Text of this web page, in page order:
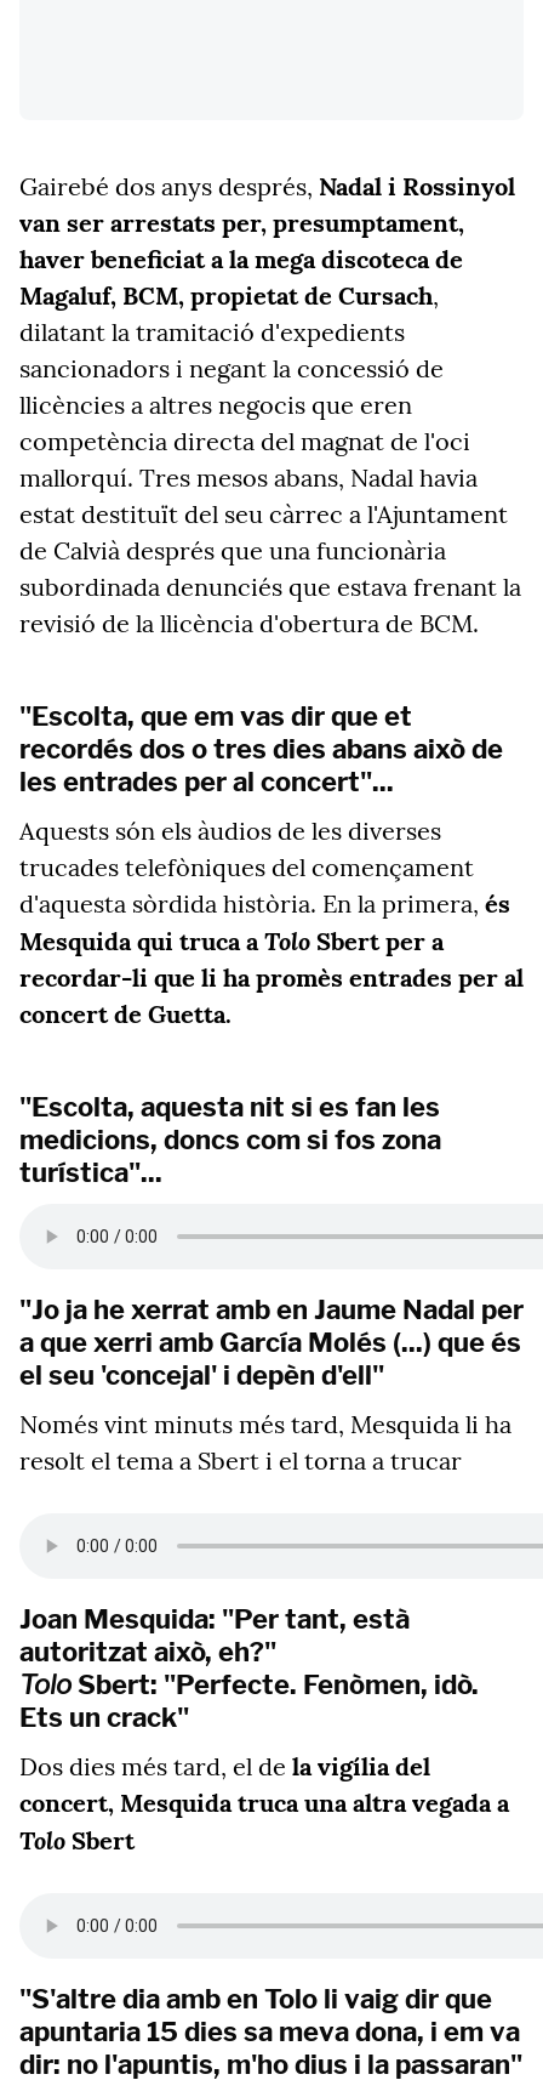
Gairebé dos anys després, Nadal i Rossinyol
van ser arrestats per, presumptament,
haver beneficiat a la mega discoteca de
Magaluf, BCM, propietat de Cursach,
dilatant la tramitació d'expedients
sancionadors i negant la concessió de
llicències a altres negocis que eren
competència directa del magnat de l'oci
mallorquí. Tres mesos abans, Nadal havia
estat destituït del seu càrrec a l'Ajuntament
de Calvià després que una funcionària
subordinada denunciés que estava frenant la
revisió de la llicència d'obertura de BCM.
"Escolta, que em vas dir que et
recordés dos o tres dies abans això de
les entrades per al concert"...
Aquests són els àudios de les diverses
trucades telefòniques del començament
d'aquesta sòrdida història. En la primera, és
Mesquida qui truca aTolo Sbert per a
recordar-li que li ha promès entrades per al
concert de Guetta.
"Escolta, aquesta nit si es fan les
medicions, doncs com si fos zona
turística"...
"Jo ja he xerrat amb en Jaume Nadal per
a que xerri amb García Molés (...) que és
el seu 'concejal' i depèn d'ell"
Només vint minuts més tard, Mesquida li ha
resolt el tema a Sbert i el torna a trucar
Joan Mesquida: "Per tant, està
autoritzat això, eh?"
ToloSbert: "Perfecte. Fenòmen, idò.
Ets un crack"
Dos dies més tard, el de la vigília del
concert, Mesquida truca una altra vegada a
Tolo Sbert
"S'altre dia amb en Tolo li vaig dir que
apuntaria 15 dies sa meva dona, i em va
dir: no l'apuntis, m'ho dius i la passaran"